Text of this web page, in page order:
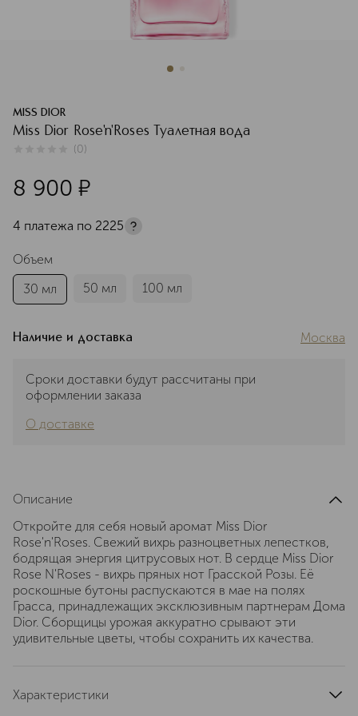
MISS DIOR
Miss Dior Rose'n'Roses Туалетная вода
(0)
8 900 ¤
4 платежа по 2225
Объем
30 мл
50 мл 100 мл
Наличие и доставка Москва
Сроки доставки будут рассчитаны при
оформлении заказа
О доставке
Описание
Откройте для себя новый аромат Miss Dior
Rose'n'Roses. Свежий вихрь разноцветных лепестков,
бодрящая энергия цитрусовых нот. В сердце Miss Dior
Rose N'Roses - вихрь пряных нот Грасской Розы. Её
роскошные бутоны распускаются в мае на полях
Грасса, принадлежащих эксклюзивным партнерам Дома
Dior. Сборщицы урожая аккуратно срывают эти
удивительные цветы, чтобы сохранить их качества.
Характеристики